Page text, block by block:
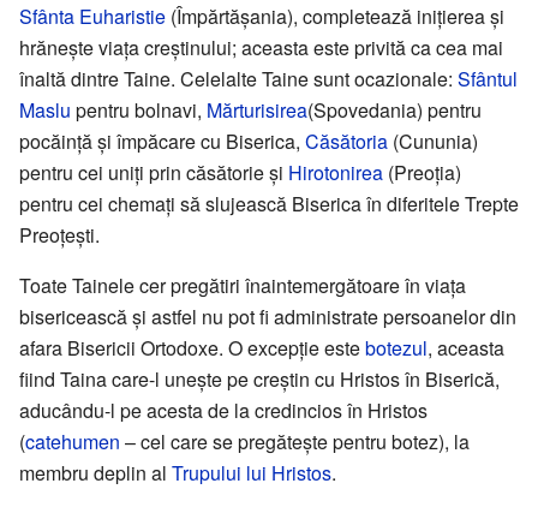
Sfânta Euharistie (Împărtășania), completează inițierea și
hrănește viața creștinului; aceasta este privită ca cea mai
înaltă dintre Taine. Celelalte Taine sunt ocazionale: Sfântul
Maslu pentru bolnavi, Mărturisirea(Spovedania) pentru
pocăință și împăcare cu Biserica, Căsătoria (Cununia)
pentru cei uniți prin căsătorie și Hirotonirea (Preoția)
pentru cei chemați să slujească Biserica în diferitele Trepte
Preoțești.
Toate Tainele cer pregătiri înaintemergătoare în viața
bisericească și astfel nu pot fi administrate persoanelor din
afara Bisericii Ortodoxe. O excepție estebotezul, aceasta
fiind Taina care-l unește pe creștin cu Hristos în Biserică,
aducându-l pe acesta de la credincios în Hristos
(catehumen – cel care se pregătește pentru botez), la
membru deplin al Trupului lui Hristos.